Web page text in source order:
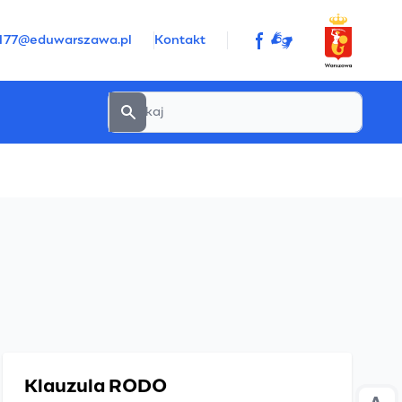
Kontakt
Klauzula RODO